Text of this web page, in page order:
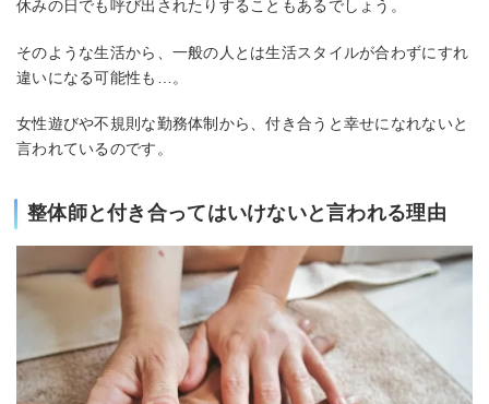
休みの日でも呼び出されたりすることもあるでしょう。
そのような生活から、一般の人とは生活スタイルが合わずにすれ
違いになる可能性も…。
女性遊びや不規則な勤務体制から、付き合うと幸せになれないと
言われているのです。
整体師と付き合ってはいけないと言われる理由